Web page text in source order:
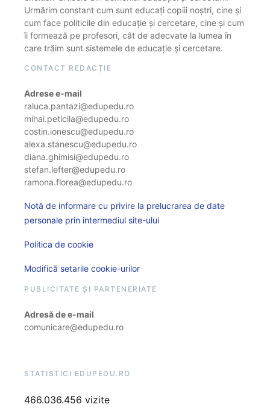
Urmărim constant cum sunt educați copiii noștri, cine și
cum face politicile din educație și cercetare, cine și cum
îi formează pe profesori, cât de adecvate la lumea în
care trăim sunt sistemele de educație și cercetare.
CONTACT REDACȚIE
Adrese e-mail
raluca.pantazi@edupedu.ro
mihai.peticila@edupedu.ro
costin.ionescu@edupedu.ro
alexa.stanescu@edupedu.ro
diana.ghimisi@edupedu.ro
stefan.lefter@edupedu.ro
ramona.florea@edupedu.ro
Notă de informare cu privire la prelucrarea de date
personale prin intermediul site-ului
Politica de cookie
Modifică setarile cookie-urilor
PUBLICITATE ȘI PARTENERIATE
Adresă de e-mail
comunicare@edupedu.ro
STATISTICI EDUPEDU.RO
466.036.456 vizite